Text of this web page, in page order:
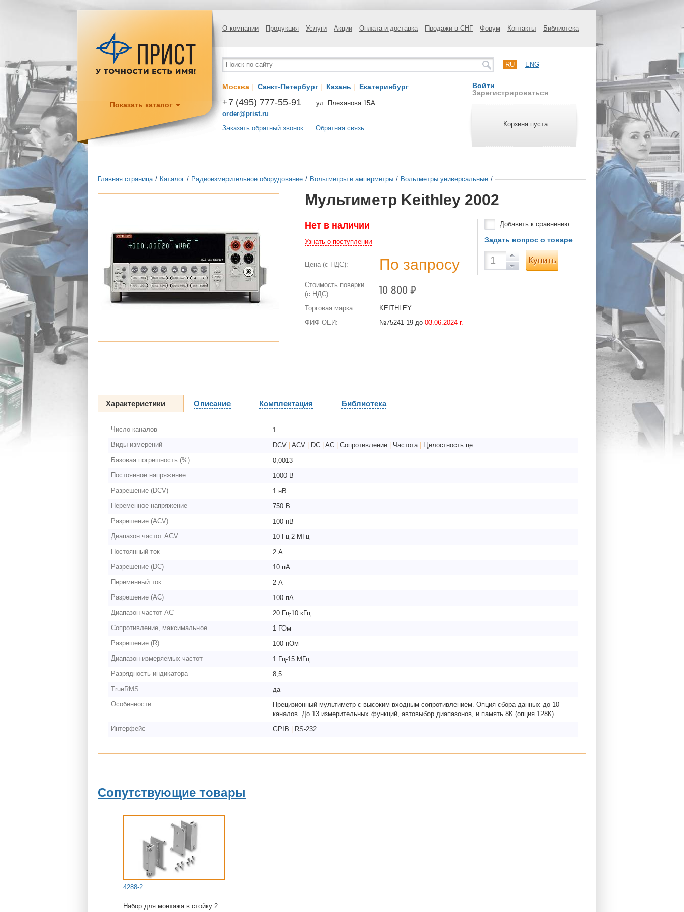
О компании Продукция Услуги Акции Оплата и доставка Продажи в СНГ Форум Контакты Библиотека
RU ENG
Москва | Санкт-Петербург | Казань | Екатеринбург
+7 (495) 777-55-91
order@prist.ru
ул. Плеханова 15А
Заказать обратный звонок Обратная связь
Войти
Зарегистрироваться
Корзина пуста
Показать каталог
Главная страница / Каталог / Радиоизмерительное оборудование / Вольтметры и амперметры / Вольтметры универсальные /
Мультиметр Keithley 2002
Нет в наличии
Узнать о поступлении
Цена (с НДС): По запросу
Стоимость поверки
(с НДС):
10 800Р
Торговая марка:
KEITHLEY
ФИФ ОЕИ:
№75241-19 до 03.06.2024 г.
Добавить к сравнению
Задать вопрос о товаре
Купить
Характеристики Описание Комплектация Библиотека
Число каналов
1
Виды измерений
DCV ACV DC AC Сопротивление Частота
Целостность це
Базовая погрешность (%)
0,0013
Постоянное напряжение
1000 В
Разрешение (DCV)
1 нВ
Переменное напряжение
750 В
Разрешение (ACV)
100 нВ
Диапазон частот ACV
10 Гц-2 МГц
Постоянный ток
2 А
Разрешение (DC)
10 пА
Переменный ток
2 А
Разрешение (AC)
100 пА
Диапазон частот AC
20 Гц-10 кГц
Сопротивление, максимальное
1 ГОм
Разрешение (R)
100 нОм
Диапазон измеряемых частот
1 Гц-15 МГц
Разрядность индикатора
8,5
TrueRMS
да
Особенности
Прецизионный мультиметр с высоким входным сопротивлением. Опция сбора данных до 10
каналов. До 13 измерительных функций, автовыбор диапазонов, и память 8К (опция 128К).
Интерфейс
GPIB RS-232
Сопутствующие товары
4288-2
Набор для монтажа в стойку 2